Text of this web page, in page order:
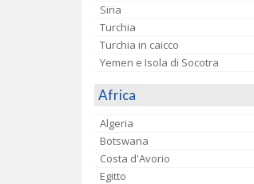
Siria
Turchia
Turchia in caicco
Yemen e Isola di Socotra
Africa
Algeria
Botswana
Costa d'Avorio
Egitto